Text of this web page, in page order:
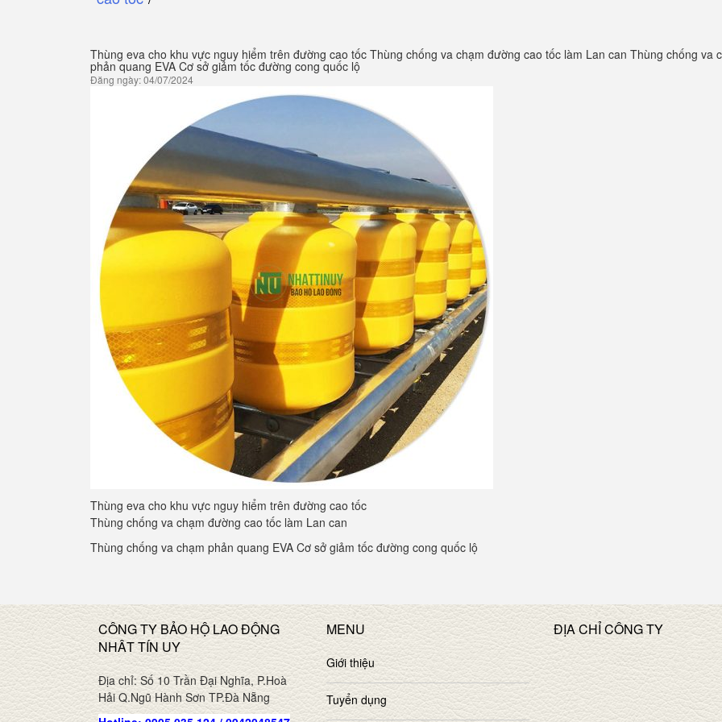
Thùng eva cho khu vực nguy hiểm trên đường cao tốc Thùng chống va chạm đường cao tốc làm Lan can Thùng chống va
phản quang EVA Cơ sở giảm tốc đường cong quốc lộ
Đăng ngày: 04/07/2024
Thùng eva cho khu vực nguy hiểm trên đường cao tốc
Thùng chống va chạm đường cao tốc làm Lan can
Thùng chống va chạm phản quang EVA Cơ sở giảm tốc đường cong quốc lộ
CÔNG TY BẢO HỘ LAO ĐỘNG
NHÂT TÍN UY
Địa chỉ: Số 10 Trần Đại Nghĩa, P.Hoà
Hải Q.Ngũ Hành Sơn TP.Đà Nẵng
MENU
Giới thiệu
Tuyển dụng
ĐỊA CHỈ CÔNG TY